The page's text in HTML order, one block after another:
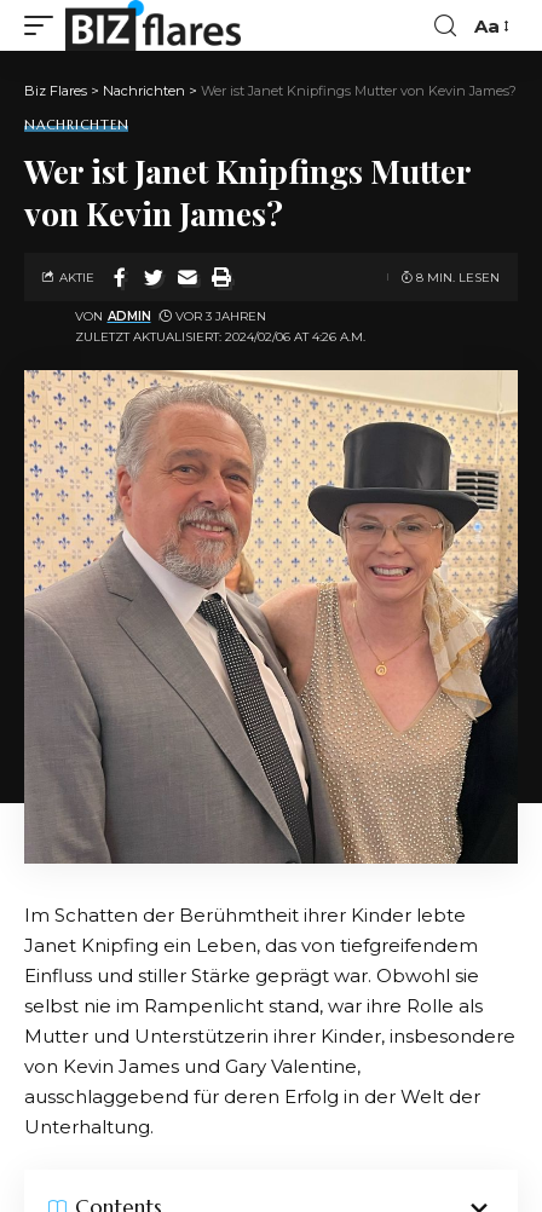
Aa
Biz Flares > Nachrichten > Wer ist Janet Knipfings Mutter von Kevin James?
NACHRICHTEN
Wer ist Janet Knipfings Mutter
von Kevin James?
ZULETZT AKTUALISIERT: 2024/02/06 AT 4:26 A.M.
VON ADMIN VOR 3 JAHREN
AKTIE 8 MIN. LESEN
Im Schatten der Berühmtheit ihrer Kinder lebte
Janet Knipfing ein Leben, das von tiefgreifendem
Einfluss und stiller Stärke geprägt war. Obwohl sie
selbst nie im Rampenlicht stand, war ihre Rolle als
Mutter und Unterstützerin ihrer Kinder, insbesondere
von Kevin James und Gary Valentine,
ausschlaggebend für deren Erfolg in der Welt der
Unterhaltung.